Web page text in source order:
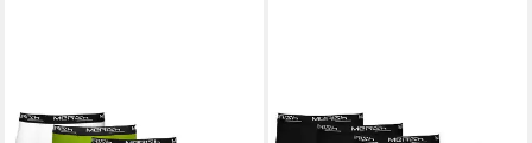
MERISH